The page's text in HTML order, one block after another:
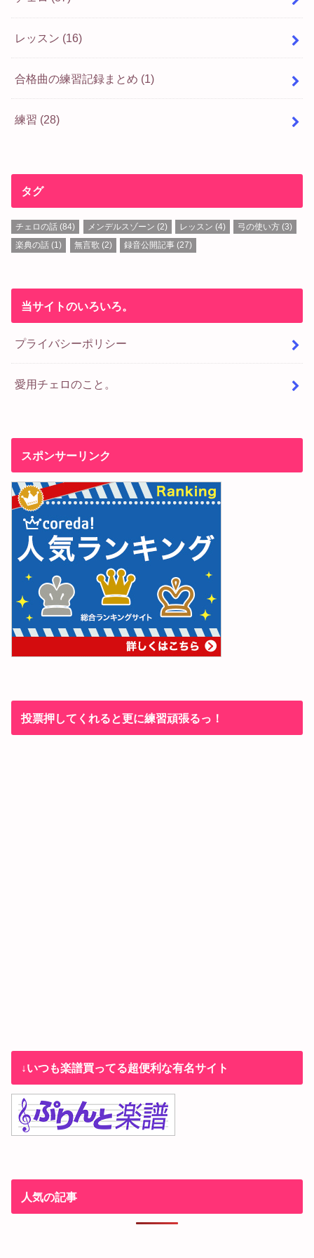
レッスン (16)
合格曲の練習記録まとめ (1)
練習 (28)
タグ
チェロの話 (84) メンデルスゾーン (2) レッスン (4) 弓の使い方 (3)
楽典の話 (1) 無言歌 (2) 録音公開記事(27)
当サイトのいろいろ。
プライバシーポリシー
愛用チェロのこと。
スポンサーリンク
投票押してくれると更に練習頑張るっ！
↓いつも楽譜買ってる超便利な有名サイト
人気の記事